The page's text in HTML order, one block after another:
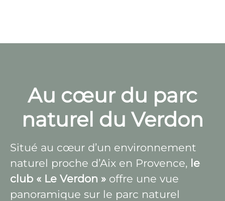
Au cœur du parc
naturel du Verdon
Situé au cœur d’un environnement
naturel proche d’Aix en Provence, le
club « Le Verdon » offre une vue
panoramique sur le parc naturel